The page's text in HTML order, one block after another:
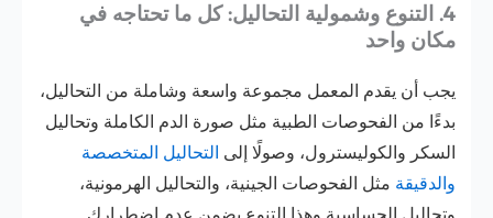
4. التنوع وشمولية التحاليل: كل ما تحتاجه في
مكان واحد
يجب أن يقدم المعمل مجموعة واسعة وشاملة من التحاليل،
بدءًا من الفحوصات الطبية مثل صورة الدم الكاملة وتحاليل
السكر والكوليسترول، وصولًا إلى التحاليل المتخصصة
والدقيقة مثل الفحوصات الجينية، والتحاليل الهرمونية،